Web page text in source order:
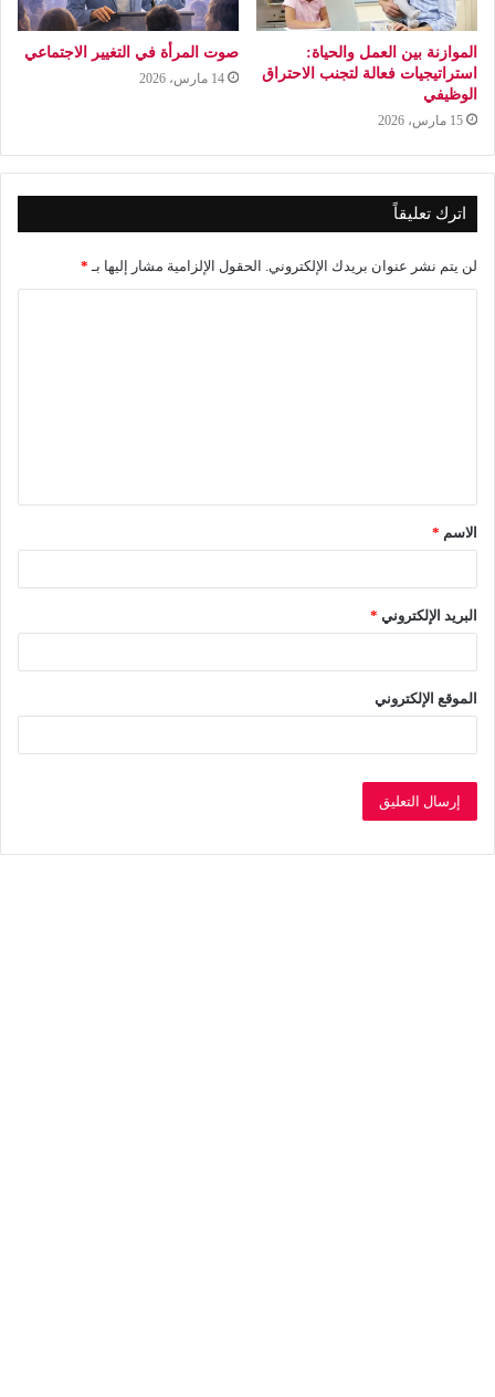
الموازنة بين العمل والحياة:
استراتيجيات فعالة لتجنب الاحتراق
الوظيفي
15 مارس، 2026
صوت المرأة في التغيير الاجتماعي
14 مارس، 2026
اترك تعليقاً
لن يتم نشر عنوان بريدك الإلكتروني. الحقول الإلزامية مشار إليها بـ *
ق
*
الاسم *
البريد الإلكتروني *
الموقع الإلكتروني